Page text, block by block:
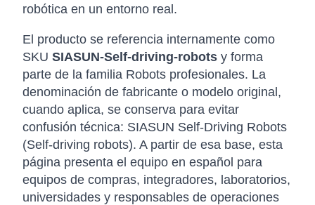
robótica en un entorno real.
El producto se referencia internamente como
SKU SIASUN-Self-driving-robots y forma
parte de la familia Robots profesionales. La
denominación de fabricante o modelo original,
cuando aplica, se conserva para evitar
confusión técnica: SIASUN Self-Driving Robots
(Self-driving robots). A partir de esa base, esta
página presenta el equipo en español para
equipos de compras, integradores, laboratorios,
universidades y responsables de operaciones